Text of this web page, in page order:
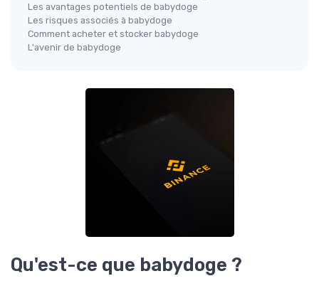
Les avantages potentiels de babydoge
Les risques associés à babydoge
Comment acheter et stocker babydoge
L'avenir de babydoge
Qu'est-ce que babydoge ?